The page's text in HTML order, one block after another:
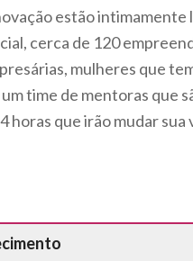
estão
cerca de 120
mulheres que
time de mentoras que
horas que irão mudar sua